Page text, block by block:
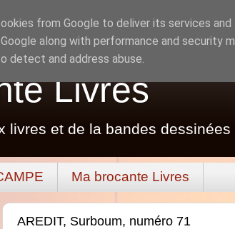
Livres
livres et de la bandes
Ma brocante Livres
AREDIT, Surboum, numéro 71
from Google to deliver its services
along with performance and security
detect and address abuse.